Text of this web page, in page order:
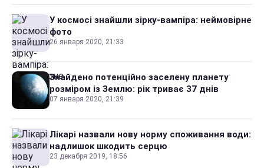
У космосі знайшли зірку-вампіра: неймовірне
фото
26 января 2020, 21:33
Знайдено потенційно заселену планету
розміром із Землю: рік триває 37 днів
07 января 2020, 21:39
Лікарі назвали нову норму споживання води:
надлишок шкодить серцю
23 декабря 2019, 18:56